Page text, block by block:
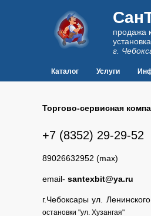
продажа
г.
Каталог Услуги
Торгово-сервисная
+7 (8352) 29-29-52
89026632952 (max)
email- santexbit@ya.ru
г.Чебоксары ул.
остановки "ул. Хузангая"